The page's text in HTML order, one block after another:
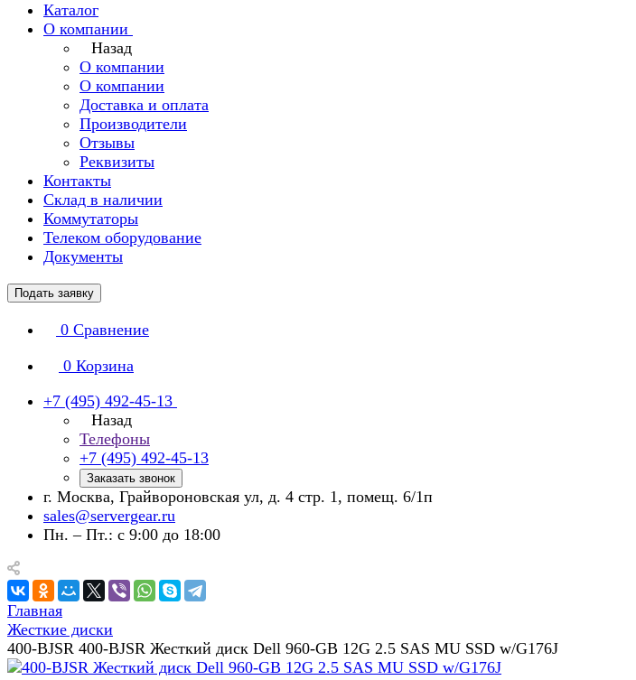
Каталог
О компании
Назад
О компании
О компании
Доставка и оплата
Производители
Отзывы
Реквизиты
Контакты
Склад в наличии
Коммутаторы
Телеком оборудование
Документы
Подать заявку
0 Сравнение
0 Корзина
+7 (495) 492-45-13
Назад
Телефоны
+7 (495) 492-45-13
Заказать звонок
г. Москва, Грайвороновская ул, д. 4 стр. 1, помещ. 6/1п
sales@servergear.ru
Пн. – Пт.: с 9:00 до 18:00
Главная
Жесткие диски
400-BJSR 400-BJSR Жесткий диск Dell 960-GB 12G 2.5 SAS MU SSD w/G176J